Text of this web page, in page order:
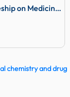
on Medicinal
chemistry and drug